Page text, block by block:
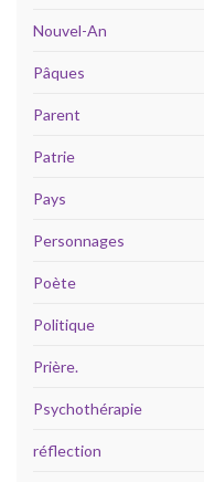
Nouvel-An
Pâques
Parent
Patrie
Pays
Personnages
Poète
Politique
Prière.
Psychothérapie
réflection